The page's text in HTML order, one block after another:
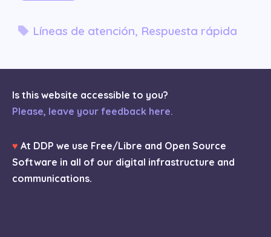
Etiquetas
Líneas de atención, Respuesta rápida
Is this website accessible to you?
Please, leave your feedback here.
♥ At DDP we use Free/Libre and Open Source
Software in all of our digital infrastructure and
communications.